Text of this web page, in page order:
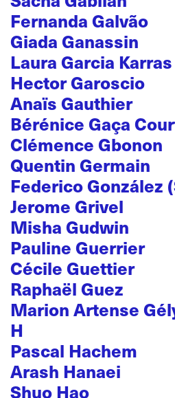
Fernanda Galvão
Giada Ganassin
Laura Garcia Karras
Hector Garoscio
Anaïs Gauthier
Bérénice Gaça
Clémence Gbonon
Quentin Germain
Federico González
Jerome Grivel
Misha Gudwin
Pauline Guerrier
Cécile Guettier
Raphaël Guez
Marion Artense
H
Pascal Hachem
Arash Hanaei
Shuo Hao